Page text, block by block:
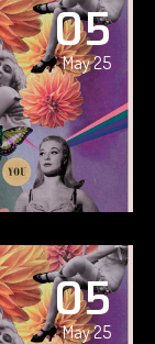
05
May 25
05
May 25